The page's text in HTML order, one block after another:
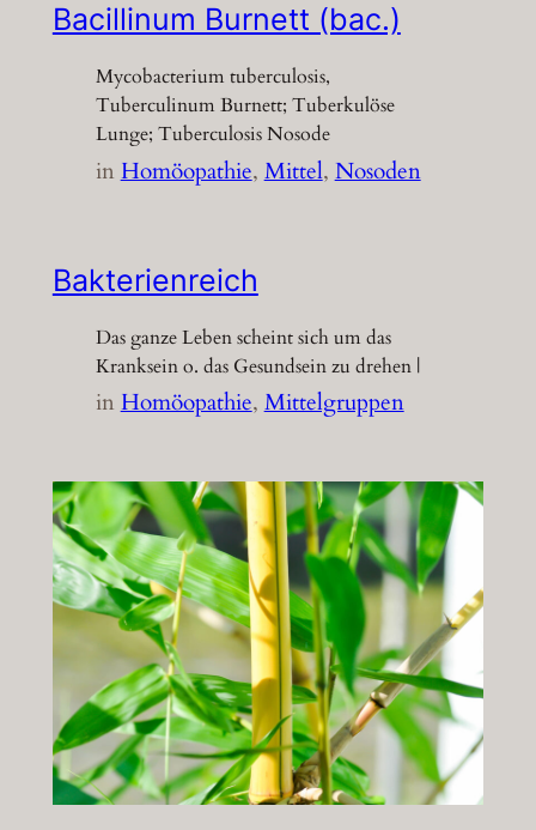
Bacillinum Burnett (bac.)
Mycobacterium tuberculosis,
Tuberculinum Burnett; Tuberkulöse
Lunge; Tuberculosis Nosode
inHomöopathie, Mittel, Nosoden
Bakterienreich
Das ganze Leben scheint sich um das
Kranksein o. das Gesundsein zu drehen |
inHomöopathie, Mittelgruppen